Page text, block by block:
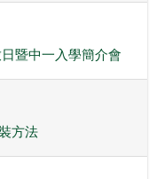
暨中一入學簡介會
方法